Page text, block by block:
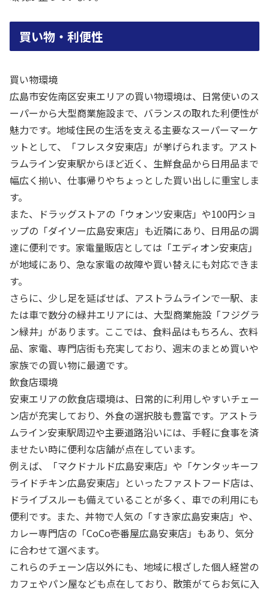
買い物・利便性
買い物環境
広島市安佐南区安東エリアの買い物環境は、日常使いのス
ーパーから大型商業施設まで、バランスの取れた利便性が
魅力です。地域住民の生活を支える主要なスーパーマーケ
ットとして、「フレスタ安東店」が挙げられます。アスト
ラムライン安東駅からほど近く、生鮮食品から日用品まで
幅広く揃い、仕事帰りやちょっとした買い出しに重宝しま
す。
また、ドラッグストアの「ウォンツ安東店」や100円ショ
ップの「ダイソー広島安東店」も近隣にあり、日用品の調
達に便利です。家電量販店としては「エディオン安東店」
が地域にあり、急な家電の故障や買い替えにも対応できま
す。
さらに、少し足を延ばせば、アストラムラインで一駅、ま
たは車で数分の緑井エリアには、大型商業施設「フジグラ
ン緑井」があります。ここでは、食料品はもちろん、衣料
品、家電、専門店街も充実しており、週末のまとめ買いや
家族での買い物に最適です。
飲食店環境
安東エリアの飲食店環境は、日常的に利用しやすいチェー
ン店が充実しており、外食の選択肢も豊富です。アストラ
ムライン安東駅周辺や主要道路沿いには、手軽に食事を済
ませたい時に便利な店舗が点在しています。
例えば、「マクドナルド広島安東店」や「ケンタッキーフ
ライドチキン広島安東店」といったファストフード店は、
ドライブスルーも備えていることが多く、車での利用にも
便利です。また、丼物で人気の「すき家広島安東店」や、
カレー専門店の「CoCo壱番屋広島安東店」もあり、気分
に合わせて選べます。
これらのチェーン店以外にも、地域に根ざした個人経営の
カフェやパン屋なども点在しており、散策がてらお気に入